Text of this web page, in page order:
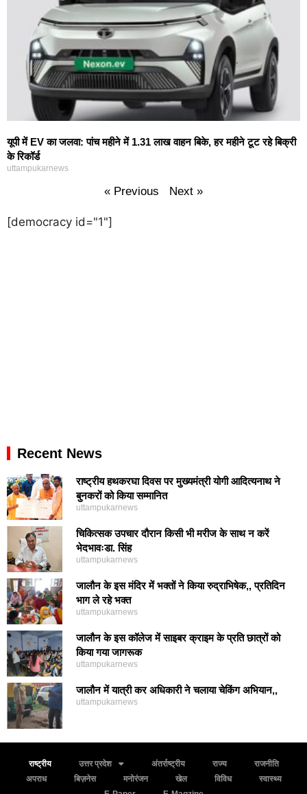
यूपी में EV का जलवा: पांच महीने में 1.31 लाख वाहन बिके, हर महीने टूट रहे बिक्री
के रिकॉर्ड
uttampukarnews
« Previous Next »
[democracy id="1"]
Recent News
राष्ट्रीय हथकरघा दिवस पर मुख्यमंत्री योगी आदित्यनाथ ने
बुनकरों को किया सम्मानित
uttampukarnews
चिकित्सक उपचार दौरान किसी भी मरीज के साथ न करें
भेदभावःडा. सिंह
uttampukarnews
जालौन के इस मंदिर में भक्तों ने किया रुद्राभिषेक,, प्रतिदिन
भाग ले रहे भक्त
uttampukarnews
जालौन के इस कॉलेज में साइबर क्राइम के प्रति छात्रों को
किया गया जागरूक
uttampukarnews
जालौन में यात्री कर अधिकारी ने चलाया चेकिंग अभियान,,
uttampukarnews
राष्ट्रीय उत्तर प्रदेश अंतर्राष्ट्रीय राज्य
राजनीति
अपराध
बिज़नेस मनोरंजन खेल विविध
स्वास्थ्य